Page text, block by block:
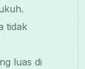
tidak
luas di